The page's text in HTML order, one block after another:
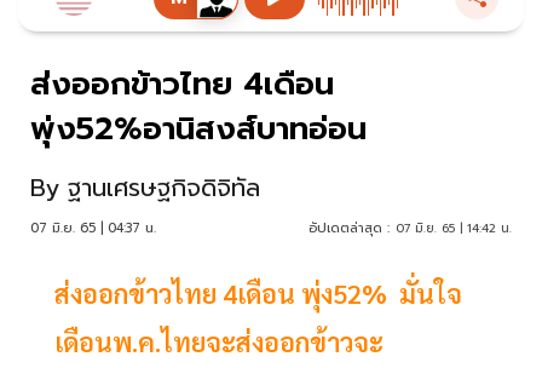
ส่งออกข้าวไทย 4เดือน
พุ่ง52%อานิสงส์บาทอ่อน
By ฐานเศรษฐกิจดิจิทัล
07 มิ.ย. 65 | 04:37 น. อัปเดตล่าสุด : 07 มิ.ย. 65 | 14:42 น.
ส่งออกข้าวไทย 4เดือน พุ่ง52% มั่นใจ
เดือนพ.ค.ไทยจะส่งออกข้าวจะ